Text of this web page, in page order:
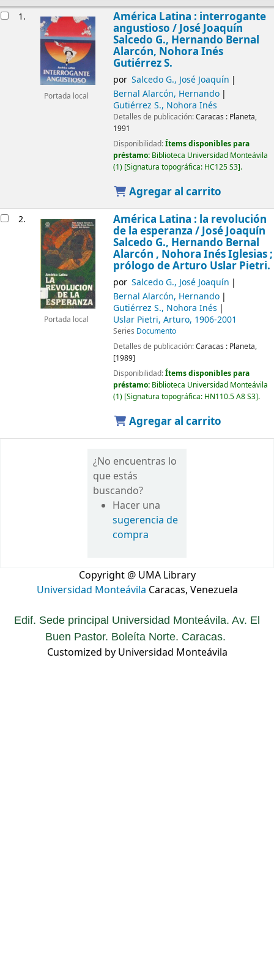
1.
Portada local
América Latina : interrogante
angustioso /José Joaquín
Salcedo G., Hernando Bernal
Alarcón, Nohora Inés
Gutiérrez S.
por Salcedo G., José Joaquín
Bernal Alarcón, Hernando
Gutiérrez S., Nohora Inés
Detalles de publicación:Caracas : Planeta,
1991
Disponibilidad:Ítems disponibles para
préstamo: Biblioteca Universidad Monteávila
(1) Signatura topográfica: HC125 S3 .
Agregar al carrito
2.
Portada local
América Latina : la revolución
de la esperanza /José Joaquín
Salcedo G., Hernando Bernal
Alarcón , Nohora Inés Iglesias ;
prólogo de Arturo Uslar Pietri.
por Salcedo G., José Joaquín
Bernal Alarcón, Hernando
Gutiérrez S., Nohora Inés
Uslar Pietri, Arturo, 1906-2001
Series Documento
Detalles de publicación:Caracas : Planeta,
[1989]
Disponibilidad:Ítems disponibles para
préstamo: Biblioteca Universidad Monteávila
(1) Signatura topográfica: HN110.5 A8 S3 .
Agregar al carrito
¿No encuentras lo
que estás
buscando?
Hacer una
sugerencia de
compra
Copyright @ UMA Library
Universidad Monteávila Caracas, Venezuela
Edif. Sede principal Universidad Monteávila. Av. El
Buen Pastor. Boleíta Norte. Caracas.
Customized by Universidad Monteávila